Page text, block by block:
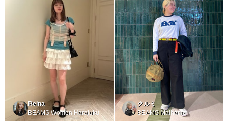
Reina
BEAMS Women Harajuku
クルミ
BEAMS Maihama